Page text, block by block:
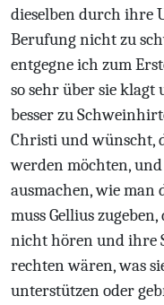
dieselben durch ihre
Berufung nicht zu
entgegne ich zum
so sehr über sie klagt
besser zu
Christi und wünscht,
werden möchten,
ausmachen, wie
muss Gellius
nicht hören und ihre
rechten wären, was
unterstützen oder